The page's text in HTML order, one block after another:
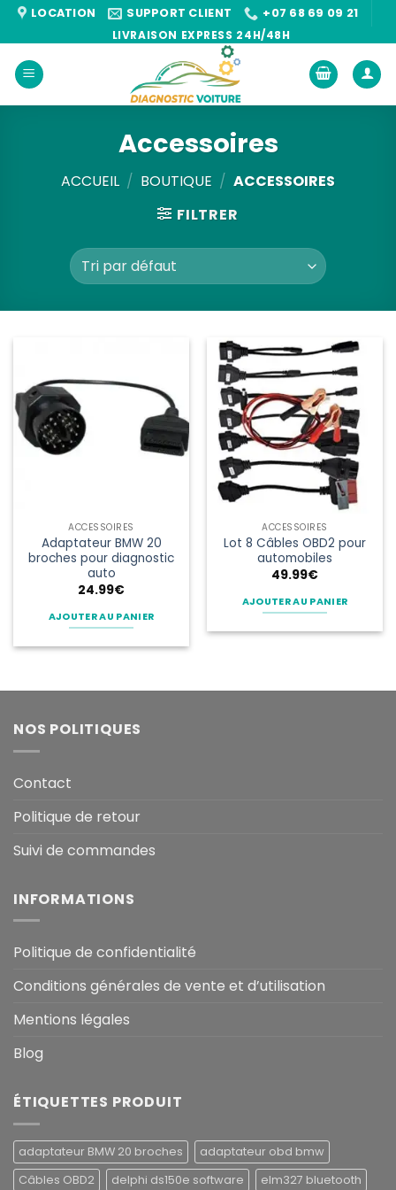
PasserLOCATION SUPPORT CLIENT
+07 68 69 09 21
LIVRAISON EXPRESS 24H/48H
Accessoires
ACCUEIL / BOUTIQUE / ACCESSOIRES
FILTRER
ACCESSOIRES
Adaptateur BMW 20
broches pour diagnostic
auto
24.99€
AJOUTER AU PANIER
ACCESSOIRES
Lot 8 Câbles OBD2 pour
automobiles
49.99€
AJOUTER AU PANIER
NOS POLITIQUES
Contact
Politique de retour
Suivi de commandes
INFORMATIONS
Politique de confidentialité
Conditions générales de vente et d’utilisation
Mentions légales
Blog
ÉTIQUETTES PRODUIT
adaptateur BMW 20 broches
adaptateur obd bmw
Câbles OBD2
delphi ds150e software elm327 bluetooth